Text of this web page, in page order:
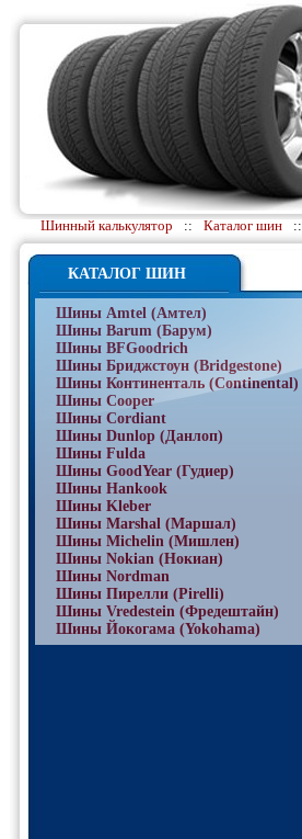
Шинный калькулятор :: Каталог шин ::
КАТАЛОГ ШИН
Шины Amtel (Амтел)
Шины Barum (Барум)
Шины BFGoodrich
Шины Бриджстоун (Bridgestone)
Шины Континенталь (Continental)
Шины Cooper
Шины Cordiant
Шины Dunlop (Данлоп)
Шины Fulda
Шины GoodYear (Гудиер)
Шины Hankook
Шины Kleber
Шины Marshal (Маршал)
Шины Michelin (Мишлен)
Шины Nokian (Нокиан)
Шины Nordman
Шины Пирелли (Pirelli)
Шины Vredestein (Фредештайн)
Шины Йокогама (Yokohama)